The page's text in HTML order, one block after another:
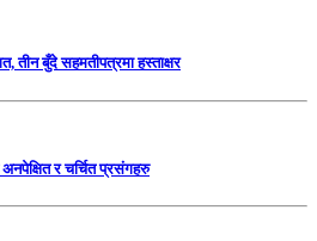
तीन बुँदे सहमतीपत्रमा हस्ताक्षर
अनपेक्षित र चर्चित प्रसंगहरु